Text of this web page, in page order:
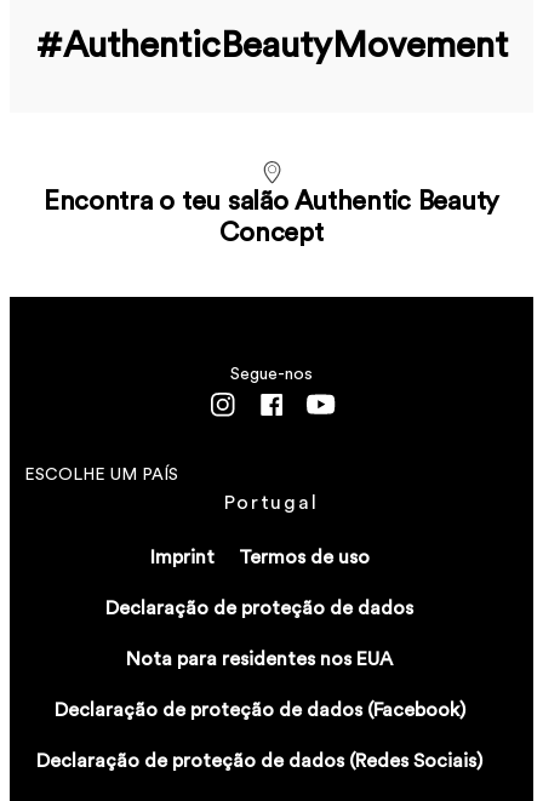
#Authentic­Beauty­Movement
Encontra o teu salão Authentic Beauty
Concept
Imprint Termos de uso
Declaração de proteção de dados
Nota para residentes nos EUA
Declaração de proteção de dados (Facebook)
Declaração de proteção de dados (Redes Sociais)
ESCOLHE UM PAÍS
Portugal
Segue-nos